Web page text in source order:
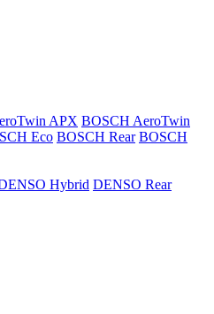
APX BOSCH AeroTwin
Eco BOSCH Rear BOSCH
Hybrid DENSO Rear